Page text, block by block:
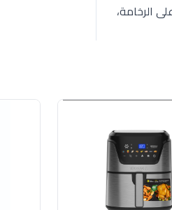
الرخامة،